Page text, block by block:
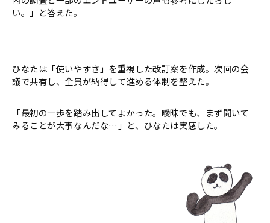
い。」と答えた。
ひなたは「使いやすさ」を重視した改訂案を作成。次回の会
議で共有し、全員が納得して進める体制を整えた。
「最初の一歩を踏み出してよかった。曖昧でも、まず聞いて
みることが大事なんだな…」と、ひなたは実感した。